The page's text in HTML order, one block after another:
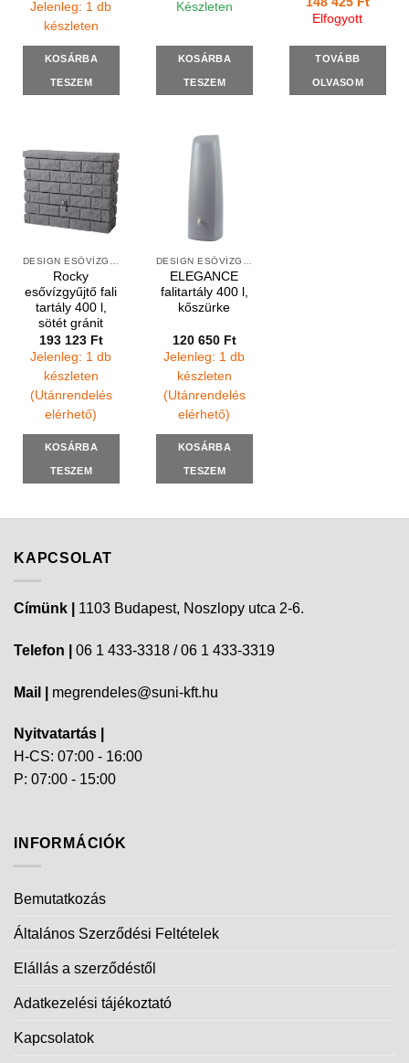
Jelenleg: 1 db
készleten
KOSÁRBA
TESZEM
Készleten
KOSÁRBA
TESZEM
price
was:
500 Ft.
425 Ft.
Elfogyott
TOVÁBB
OLVASOM
Rocky
esővízgyűjtő fali
tartály 400 l,
sötét gránit
193 123 Ft
Jelenleg: 1 db
készleten
(Utánrendelés
elérhető)
KOSÁRBA
TESZEM
ELEGANCE
falitartály 400 l,
kőszürke
120 650 Ft
Jelenleg: 1 db
készleten
(Utánrendelés
elérhető)
KOSÁRBA
TESZEM
KAPCSOLAT
Címünk | 1103 Budapest, Noszlopy utca 2-6.
Telefon | 06 1 433-3318 / 06 1 433-3319
Mail | megrendeles@suni-kft.hu
Nyitvatartás |
H-CS: 07:00 - 16:00
P: 07:00 - 15:00
INFORMÁCIÓK
Bemutatkozás
Általános Szerződési Feltételek
Elállás a szerződéstől
Adatkezelési tájékoztató
Kapcsolatok